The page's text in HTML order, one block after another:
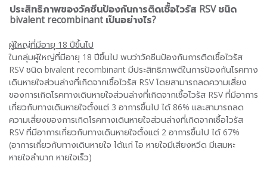
ประสิทธิภาพของวัคซีนป้องกันการติดเชื้อไวรัส RSV ชนิด
bivalent recombinant เป็นอย่างไร?
ผู้ใหญ่ที่มีอายุ 18 ปีขึ้นไป
ในกลุ่มผู้ใหญ่ที่มีอายุ 18 ปีขึ้นไป พบว่าวัคซีนป้องกันการติดเชื้อไวรัส
RSV ชนิด bivalent recombinant มีประสิทธิภาพดีในการป้องกันโรคทาง
เดินหายใจส่วนล่างที่เกิดจากเชื้อไวรัส RSV โดยสามารถลดความเสี่ยง
ของการเกิดโรคทางเดินหายใจส่วนล่างที่เกิดจากเชื้อไวรัส RSV ที่มีอาการ
เกี่ยวกับทางเดินหายใจตั้งแต่ 3 อาการขึ้นไป ได้ 86% และสามารถลด
ความเสี่ยงของการเกิดโรคทางเดินหายใจส่วนล่างที่เกิดจากเชื้อไวรัส
RSV ที่มีอาการเกี่ยวกับทางเดินหายใจตั้งแต่ 2 อาการขึ้นไป ได้ 67%
(อาการเกี่ยวกับทางเดินหายใจ ได้แก่ ไอ หายใจมีเสียงหวีด มีเสมหะ
หายใจลำบาก หายใจเร็ว)